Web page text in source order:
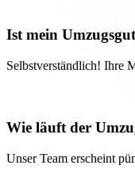
Ist mein
Selbstverständlich! Ihre
Wie läuft der
Unser Team erscheint